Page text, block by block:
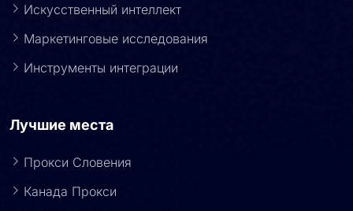
Искусственный интеллект
Маркетинговые исследования
Инструменты интеграции
Лучшие места
Прокси Словения
Канада Прокси